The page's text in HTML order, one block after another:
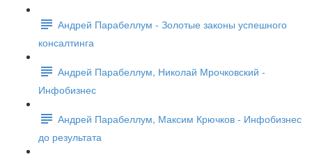
Андрей Парабеллум - Золотые законы успешного
консалтинга
Андрей Парабеллум, Николай Мрочковский -
Инфобизнес
Андрей Парабеллум, Максим Крючков - Инфобизнес
до результата